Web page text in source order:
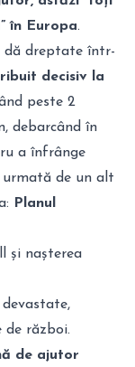
în Europa.
dă dreptate într-
decisiv la
peste 2
debarcând în
a înfrânge
de un alt
Planul
și nașterea
devastate,
război.
de ajutor